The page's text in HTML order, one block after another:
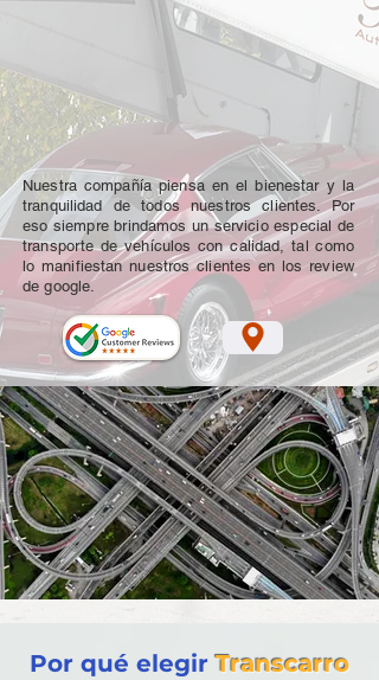
Nuestra compañía piensa en el bienestar y la
tranquilidad de todos nuestros clientes. Por
eso siempre brindamos un servicio especial de
transporte de vehículos con calidad, tal como
lo manifiestan nuestros clientes en los review
de google.
Por qué elegirTranscarro